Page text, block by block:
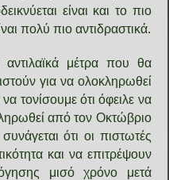
είναι και το πιο
πολύ πιο αντιδραστικά.
μέτρα που θα
για να ολοκληρωθεί
τονίσουμε ότι όφειλε να
από τον Οκτώβριο
ότι οι πιστωτές
και να επιτρέψουν
μισό χρόνο μετά